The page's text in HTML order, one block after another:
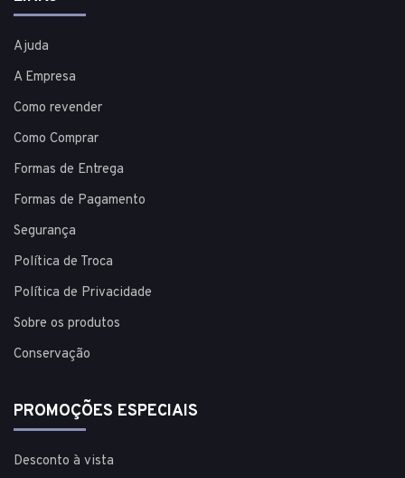
Ajuda
A Empresa
Como revender
Como Comprar
Formas de Entrega
Formas de Pagamento
Segurança
Política de Troca
Política de Privacidade
Sobre os produtos
Conservação
PROMOÇÕES ESPECIAIS
Desconto à vista